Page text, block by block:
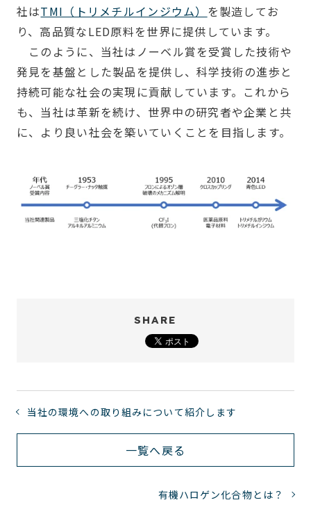
社はTMI（トリメチルインジウム） を製造してお
り、高品質なLED原料を世界に提供しています。
このように、当社はノーベル賞を受賞した技術や
発見を基盤とした製品を提供し、科学技術の進歩と
持続可能な社会の実現に貢献しています。これから
も、当社は革新を続け、世界中の研究者や企業と共
に、より良い社会を築いていくことを目指します。
SHARE
当社の環境への取り組みについて紹介します
一覧へ戻る
有機ハロゲン化合物とは？